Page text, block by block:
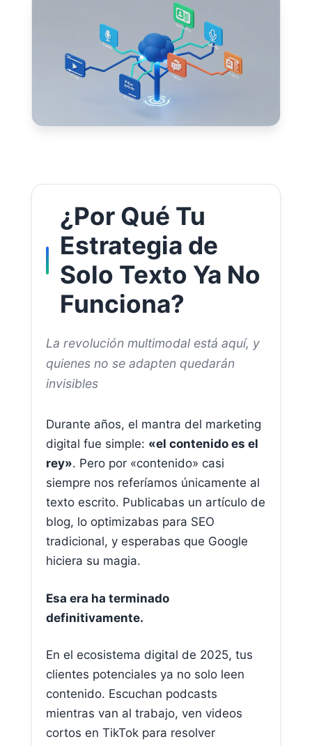
¿Por Qué Tu
Estrategia de
Solo Texto Ya No
Funciona?
La revolución multimodal está aquí, y
quienes no se adapten quedarán
invisibles
Durante años, el mantra del marketing
digital fue simple: «el contenido es el
rey». Pero por «contenido» casi
siempre nos referíamos únicamente al
texto escrito. Publicabas un artículo de
blog, lo optimizabas para SEO
tradicional, y esperabas que Google
hiciera su magia.
Esa era ha terminado
definitivamente.
En el ecosistema digital de 2025, tus
clientes potenciales ya no solo leen
contenido. Escuchan podcasts
mientras van al trabajo, ven videos
cortos en TikTok para resolver